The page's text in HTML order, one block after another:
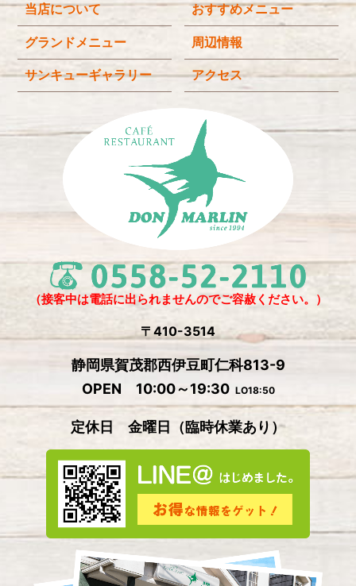
2025年9月(3)
2025年8月(4)
(4)
2025年6月(3)
2025年4月
(2)
2025年3月
(2)
2025年2月
(6)
2024年12月 (1)
2024年11月
2024年10月(1)
2024年9月(5)
2024年8月 (1)
2024年6月(4)
2024年5月(4)
2024年4月 (2)
2024年3月(5)
2024年2月(3)
2024年1月(3)
2023年12月
2023年11月(2)
当店について おすすめメニュー
グランドメニュー 周辺情報
サンキューギャラリー アクセス
（接客中は電話に出られませんのでご容赦ください。）
〒410-3514
静岡県賀茂郡西伊豆町仁科813-9
OPEN 10:00～19:30 LO18:50
定休日 金曜日 （臨時休業あり）